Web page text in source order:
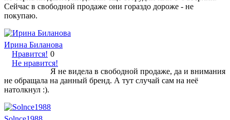
Сейчас в свободной продаже они гораздо дороже - не
покупаю.
Ирина Биланова
Нравится!
Не нравится!
0
Я не видела в свободной продаже, да и внимания
не обращала на данный бренд. А тут случай сам на неё
натолкнул :).